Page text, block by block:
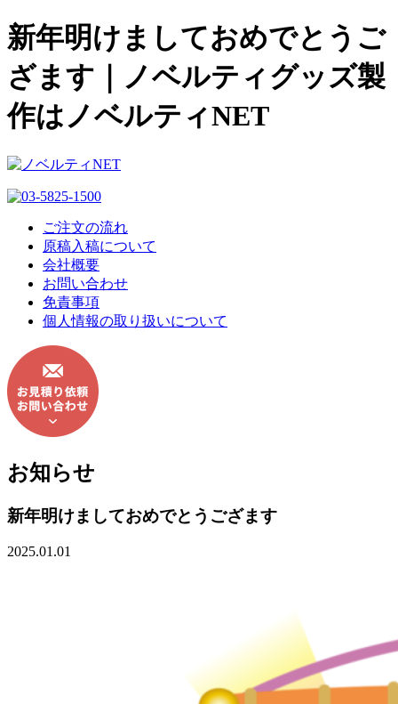
新年明けましておめでとうご
ざます｜ノベルティグッズ製
作はノベルティNET
ご注文の流れ
原稿入稿について
会社概要
お問い合わせ
免責事項
個人情報の取り扱いについて
お知らせ
新年明けましておめでとうござます
2025.01.01